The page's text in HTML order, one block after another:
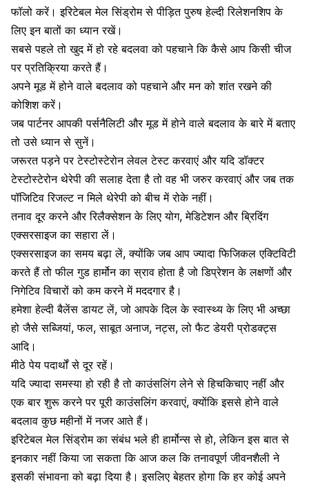
फॉलो करें। इरिटेबल मेल सिंड्रोम से पीड़ित पुरुष हेल्दी रिलेशनशिप के
लिए इन बातों का ध्यान रखें।
सबसे पहले तो खुद में हो रहे बदलवा को पहचाने कि कैसे आप किसी चीज
पर प्रतिक्रिया करते हैं।
अपने मूड में होने वाले बदलाव को पहचाने और मन को शांत रखने की
कोशिश करें।
जब पार्टनर आपकी पर्सनैलिटी और मूड में होने वाले बदलाव के बारे में बताए
तो उसे ध्यान से सुनें।
जरूरत पड़ने पर टेस्टोस्टेरोन लेवल टेस्ट करवाएं और यदि डॉक्टर
टेस्टोस्टेरोन थेरेपी की सलाह देता है तो वह भी जरुर करवाएं और जब तक
पॉजिटिव रिजल्ट न मिले थेरेपी को बीच में रोके नहीं।
तनाव दूर करनेऔर रिलैक्सेशन के लिए योग, मेडिटेशन और ब्रिदिंग
एक्सरसाइज का सहारा लें।
एक्सरसाइज का समय बढ़ा लें, क्योंकि जब आप ज्यादा फिजिकल एक्टिविटी
करते हैं तो फील गुड हार्मोन का स्राव होता है जो डिप्रेशन के लक्षणों और
निगेटिव विचारों को कम करने में मददगार है।
हमेशाहेल्दी बैलेंस डायट लें, जो आपके दिल के स्वास्थ्य के लिए भी अच्छा
हो जैसे सब्जियां, फल, साबूत अनाज, नट्स, लो फैट डेयरी प्रोडक्ट्स
आदि।
मीठे पेय पदार्थों से दूर रहें।
यदि ज्यादा समस्या हो रही है तो काउंसलिंग लेने से हिचकिचाए नहीं और
एक बार शुरू करने पर पूरी काउंसलिंग करवाएं, क्योंकि इससे होने वाले
बदलाव कुछ महीनों में नजर आते हैं।
इरिटेबल मेल सिंड्रोम का संबंध भले ही हार्मोन्स से हो, लेकिन इस बात से
इनकार नहीं किया जा सकता कि आज कल कि तनावपूर्ण जीवनशैली ने
इसकी संभावना को बढ़ा दिया है। इसलिए बेहतर होगा कि हर कोई अपने